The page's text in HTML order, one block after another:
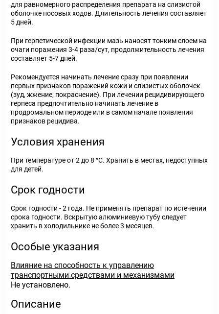
для равномерного распределения препарата на слизистой
оболочке носовых ходов. Длительность лечения составляет
5 дней.
При герпетической инфекции мазь наносят тонким слоем на
очаги поражения 3-4 раза/сут, продолжительность лечения
составляет 5-7 дней.
Рекомендуется начинать лечение сразу при появлении
первых признаков поражений кожи и слизистых оболочек
(зуд, жжение, покраснение). При лечении рецидивирующего
герпеса предпочтительно начинать лечение в
продромальном периоде или в самом начале появления
признаков рецидива.
Условия хранения
При температуре от 2 до 8 °С. Хранить в местах, недоступных
для детей.
Срок годности
Срок годности - 2 года. Не применять препарат по истечении
срока годности. Вскрытую алюминиевую тубу следует
хранить в холодильнике не более 3 месяцев.
Особые указания
Влияние на способность к управлению
транспортными средствами и механизмами
Не установлено.
Описание